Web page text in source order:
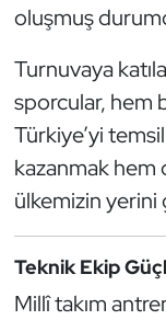
oluşmuş
Turnuvaya
sporcular, hem
Türkiye’yi
kazanmak hem
ülkemizin
Teknik Ekip
Millî takım
Kempo
Kick Boks
Kürek
Masa Tenisi
Modern
Motor